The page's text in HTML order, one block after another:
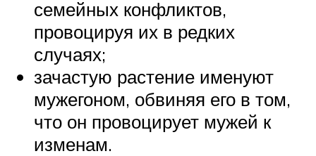
семейных конфликтов,
провоцируя их в редких
случаях;
зачастую растение именуют
мужегоном, обвиняя его в том,
что он провоцирует мужей к
изменам.